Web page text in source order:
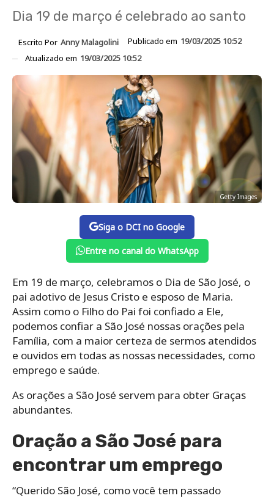
Dia 19 de março é celebrado ao santo
Escrito Por Anny Malagolini Publicado em 19/03/2025 10:52
Atualizado em 19/03/2025 10:52
Getty Images
Siga o DCI no Google
Entre no canal do WhatsApp
Em 19 de março, celebramos o Dia de São José, o
pai adotivo de Jesus Cristo e esposo de Maria.
Assim como o Filho do Pai foi confiado a Ele,
podemos confiar a São José nossas orações pela
Família, com a maior certeza de sermos atendidos
e ouvidos em todas as nossas necessidades, como
emprego e saúde.
As orações a São José servem para obter Graças
abundantes.
Oração a São José para
encontrar um emprego
“Querido São José, como você tem passado